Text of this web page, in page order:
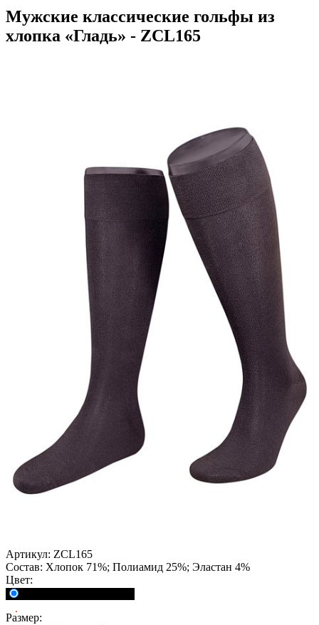
Мужские классические гольфы из
хлопка «Гладь» - ZCL165
Артикул: ZCL165
Состав: Хлопок 71%; Полиамид 25%; Эластан 4%
Цвет:
Размер: